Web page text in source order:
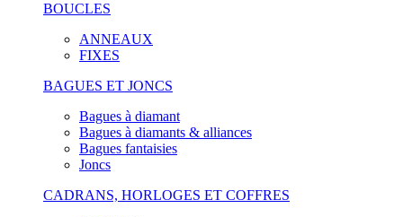
BOUCLES
ANNEAUX
FIXES
BAGUES ET JONCS
Bagues à diamant
Bagues à diamants & alliances
Bagues fantaisies
Joncs
CADRANS, HORLOGES ET COFFRES